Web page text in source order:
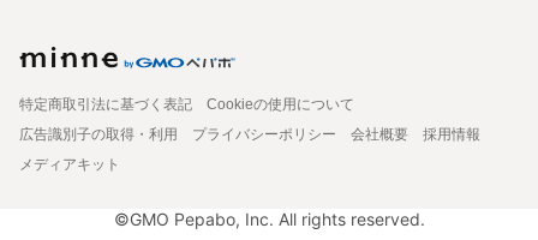
特定商取引法に基づく表記
Cookieの使用について
広告識別子の取得・利用
プライバシーポリシー 会社概要
採用情報
メディアキット
©GMO Pepabo, Inc. All rights reserved.